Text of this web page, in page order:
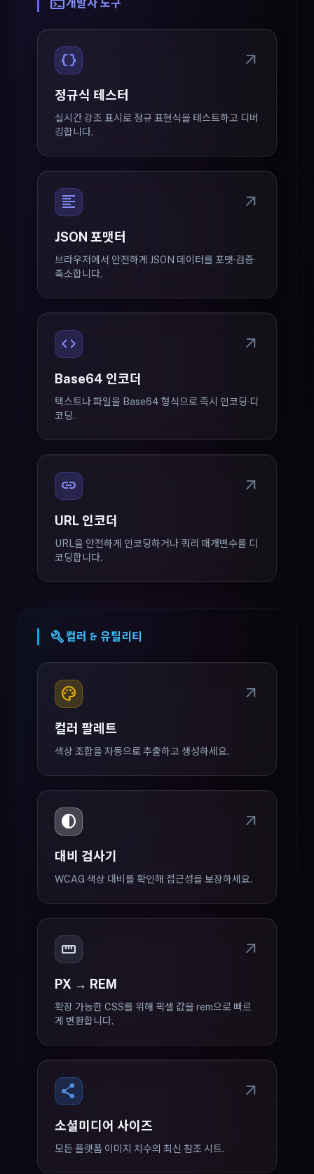
개발자 도구
data_object arrow_outward
정규식 테스터
실시간 강조 표시로 정규 표현식을 테스트하고 디버
깅합니다.
format_align_left arrow_outward
JSON 포맷터
브라우저에서 안전하게 JSON 데이터를 포맷·검증·
축소합니다.
code arrow_outward
Base64 인코더
텍스트나 파일을 Base64 형식으로 즉시 인코딩·디
코딩.
link arrow_outward
URL 인코더
URL을 안전하게 인코딩하거나 쿼리 매개변수를 디
코딩합니다.
build컬러 & 유틸리티
color_lens arrow_outward
컬러 팔레트
색상 조합을 자동으로 추출하고 생성하세요.
contrast arrow_outward
대비 검사기
WCAG 색상 대비를 확인해 접근성을 보장하세요.
straighten arrow_outward
PX → REM
확장 가능한 CSS를 위해 픽셀 값을 rem으로 빠르
게 변환합니다.
share arrow_outward
소셜미디어 사이즈
모든 플랫폼 이미지 치수의 최신 참조 시트.